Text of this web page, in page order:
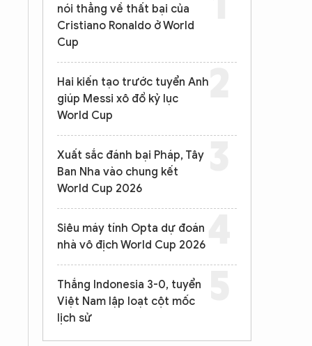
nói thẳng về thất bại của
Cristiano Ronaldo ở World
Cup
Hai kiến tạo trước tuyển Anh
giúp Messi xô đổ kỷ lục
World Cup
Xuất sắc đánh bại Pháp, Tây
Ban Nha vào chung kết
World Cup 2026
Siêu máy tính Opta dự đoán
nhà vô địch World Cup 2026
Thắng Indonesia 3-0, tuyển
Việt Nam lập loạt cột mốc
lịch sử